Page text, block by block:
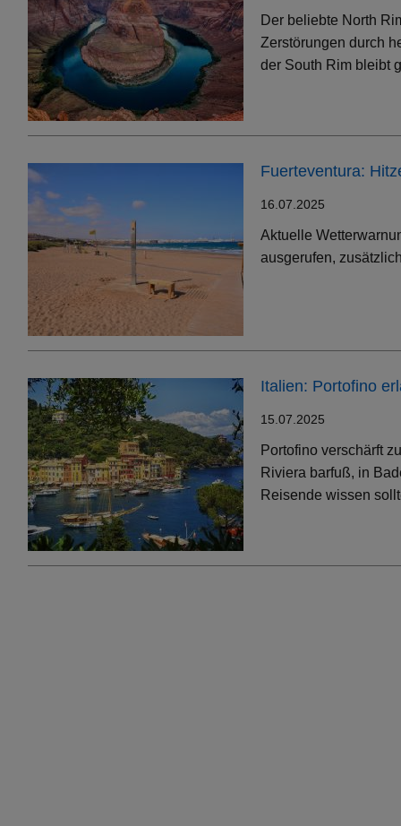
Der beliebte North
Zerstörungen durch
der South Rim bleibt
Fuerteventura:
16.07.2025
Aktuelle
ausgerufen,
Italien: Portofino
15.07.2025
Portofino verschärft
Riviera barfuß, in
Reisende wissen